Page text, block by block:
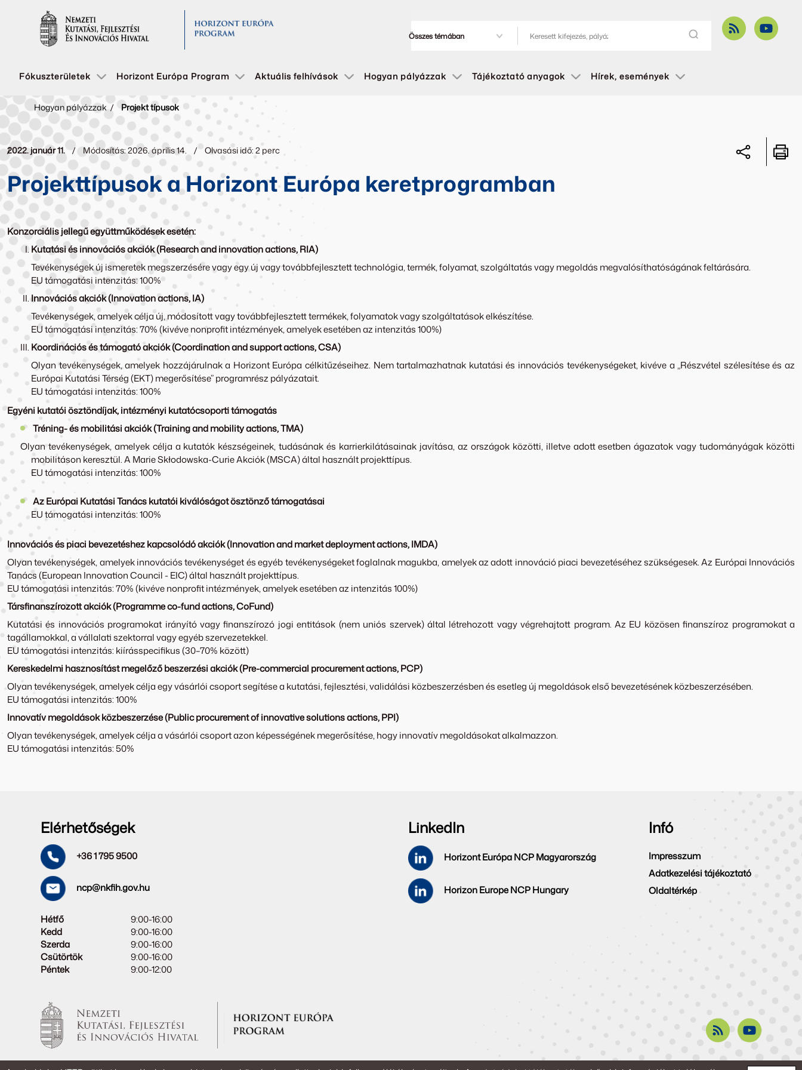
Fókuszterületek Horizont Európa Program Aktuális felhívások Hogyan pályázzak Tájékoztató anyagok Hírek, események
Hogyan pályázzak / Projekt típusok
2022. január 11. Módosítás: 2026. április 14. Olvasási idő: 2 perc
Projekttípusok a Horizont Európa keretprogramban
Konzorciális jellegű együttműködések esetén:
Kutatási és innovációs akciók (Research and innovation actions, RIA)
Tevékenységek új ismeretek megszerzésére vagy egy új vagy továbbfejlesztett technológia, termék, folyamat, szolgáltatás vagy megoldás megvalósíthatóságának feltárására.
EU támogatási intenzitás: 100%
Innovációs akciók (Innovation actions, IA)
Tevékenységek, amelyek célja új, módosított vagy továbbfejlesztett termékek, folyamatok vagy szolgáltatások elkészítése.
EU támogatási intenzitás: 70% (kivéve nonprofit intézmények, amelyek esetében az intenzitás 100%)
Koordinációs és támogató akciók (Coordination and support actions, CSA)
Olyan tevékenységek, amelyek hozzájárulnak a Horizont Európa célkitűzéseihez. Nem tartalmazhatnak kutatási és innovációs tevékenységeket, kivéve a „Részvétel szélesítése és az
Európai Kutatási Térség (EKT) megerősítése” programrész pályázatait.
EU támogatási intenzitás: 100%
Egyéni kutatói ösztöndíjak, intézményi kutatócsoporti támogatás
Tréning- és mobilitási akciók (Training and mobility actions, TMA)
Olyan tevékenységek, amelyek célja a kutatók készségeinek, tudásának és karrierkilátásainak javítása, az országok közötti, illetve adott esetben ágazatok vagy tudományágak közötti
mobilitáson keresztül. A Marie Skłodowska-Curie Akciók (MSCA) által használt projekttípus.
EU támogatási intenzitás: 100%
Az Európai Kutatási Tanács kutatói kiválóságot ösztönző támogatásai
EU támogatási intenzitás: 100%
Innovációs és piaci bevezetéshez kapcsolódó akciók (Innovation and market deployment actions, IMDA)
Olyan tevékenységek, amelyek innovációs tevékenységet és egyéb tevékenységeket foglalnak magukba, amelyek az adott innováció piaci bevezetéséhez szükségesek. Az Európai Innovációs
Tanács (European Innovation Council - EIC) által használt projekttípus.
EU támogatási intenzitás: 70% (kivéve nonprofit intézmények, amelyek esetében az intenzitás 100%)
Társfinanszírozott akciók (Programme co-fund actions, CoFund)
Kutatási és innovációs programokat irányító vagy finanszírozó jogi entitások (nem uniós szervek) által létrehozott vagy végrehajtott program. Az EU közösen finanszíroz programokat a
tagállamokkal, a vállalati szektorral vagy egyéb szervezetekkel.
EU támogatási intenzitás: kiírásspecifikus (30–70% között)
Kereskedelmi hasznosítást megelőző beszerzési akciók (Pre-commercial procurement actions, PCP)
Olyan tevékenységek, amelyek célja egy vásárlói csoport segítése a kutatási, fejlesztési, validálási közbeszerzésben és esetleg új megoldások első bevezetésének közbeszerzésében.
EU támogatási intenzitás: 100%
Innovatív megoldások közbeszerzése (Public procurement of innovative solutions actions, PPI)
Olyan tevékenységek, amelyek célja a vásárlói csoport azon képességének megerősítése, hogy innovatív megoldásokat alkalmazzon.
EU támogatási intenzitás: 50%
Elérhetőségek
+36 1 795 9500
ncp@nkfih.gov.hu
Hétfő
9:00-16:00
Kedd
9:00-16:00
Szerda
9:00-16:00
Csütörtök
9:00-16:00
Péntek
9:00-12:00
LinkedIn
Horizont Európa NCP Magyarország
Horizon Europe NCP Hungary
Infó
Impresszum
Adatkezelési tájékoztató
Oldaltérkép